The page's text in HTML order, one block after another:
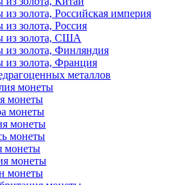
золота, Российская империя
золота, Россия
из золота, США
золота, Финляндия
золота, Франция
металлов
монеты
монеты
монеты
монеты
монеты
монеты
монеты
монеты